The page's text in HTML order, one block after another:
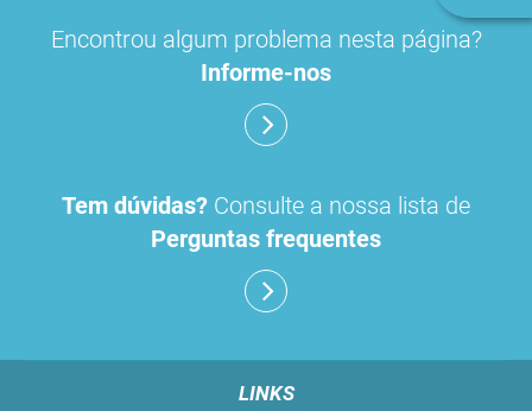
Encontrou algum problema nesta página?
Informe-nos
Tem dúvidas? Consulte a nossa lista de
Perguntas frequentes
LINKS